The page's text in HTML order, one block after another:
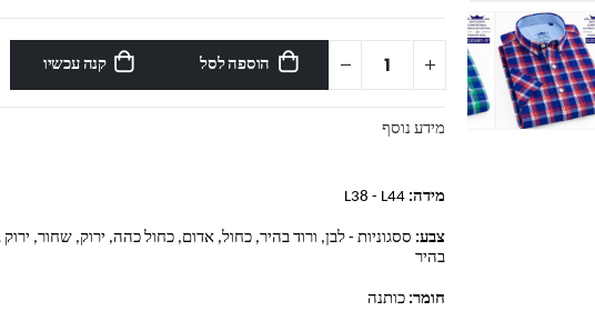
הוספה לסל קנה עכשיו
מידע נוסף
מידה: L38 - L44
צבע: ססגוניות - לבן, ורוד בהיר, כחול, אדום, כחול כהה, ירוק, שחור,
בהיר
חומר: כותנה